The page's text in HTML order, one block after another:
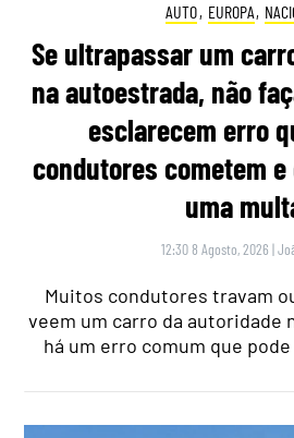
AUTO, EUROPA,
Se ultrapassar um
na autoestrada, não
esclarecem erro
condutores cometem
uma
12:30 8 Agosto, 2026 |
Muitos condutores travam
veem um carro da autoridade
há um erro comum que